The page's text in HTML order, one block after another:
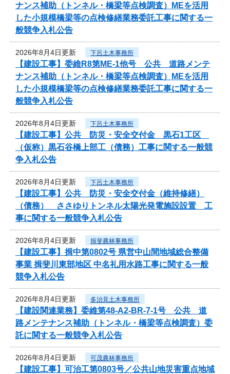
ナンス補助（トンネル・橋梁等点検調査）MEを活用
した小規模橋梁等の点検修繕業務委託工事に関する一
般競争入札公告
2026年8月4日更新 下呂土木事務所
【建設工事】委維R8第ME-1他号 公共 道路メンテ
ナンス補助（トンネル・橋梁等点検調査）MEを活用
した小規模橋梁等の点検修繕業務委託工事に関する一
般競争入札公告
2026年8月4日更新 下呂土木事務所
【建設工事】公共 防災・安全交付金 黒石1工区
（仮称）黒石谷橋上部工（債務）工事に関する一般競
争入札公告
2026年8月4日更新 下呂土木事務所
【建設工事】公共 防災・安全交付金（維持修繕）
（債務） ささゆりトンネル太陽光発電施設設置 工
事に関する一般競争入札公告
2026年8月4日更新 揖斐農林事務所
【建設工事】揖中第0802号 県営中山間地域総合整備
事業 揖斐川東部地区 中名礼用水路工事に関する一般
競争入札公告
2026年8月4日更新 多治見土木事務所
【建設関連業務】委維第48-A2-BR-7-1号 公共 道
路メンテナンス補助（トンネル・橋梁等点検調査）委
託に関する一般競争入札公告
2026年8月4日更新 可茂農林事務所
【建設工事】可治工第0803号／公共山地災害重点地域